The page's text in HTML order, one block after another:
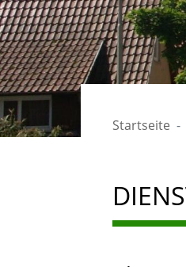
Startseite